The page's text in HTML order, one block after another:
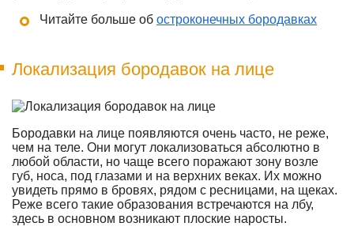
Читайте больше об остроконечных бородавках
Локализация бородавок на лице
Бородавки на лице появляются очень часто, не реже,
чем на теле. Они могут локализоваться абсолютно в
любой области, но чаще всего поражают зону возле
губ, носа, под глазами и на верхних веках. Их можно
увидеть прямо в бровях, рядом с ресницами, на щеках.
Реже всего такие образования встречаются на лбу,
здесь в основном возникают плоские наросты.